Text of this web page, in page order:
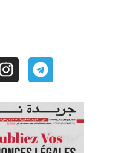
Telegram
Instagram